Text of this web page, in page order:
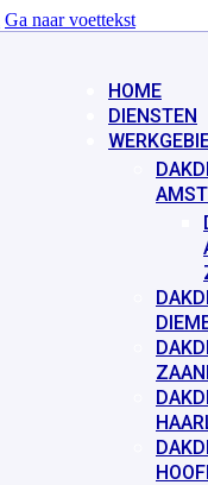
Ga naar voettekst
HOME
DIENSTEN